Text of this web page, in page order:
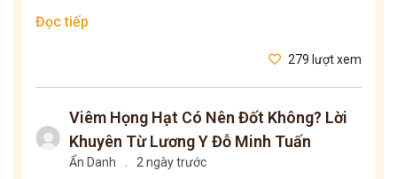
Đọc tiếp
279 lượt xem
Viêm Họng Hạt Có Nên Đốt Không? Lời
Khuyên Từ Lương Y Đỗ Minh Tuấn
Ẩn Danh 2 ngày trước